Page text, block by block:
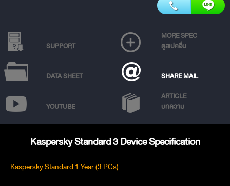
SUPPORT
MORE SPEC
ดูสเปคอื่น
DATA SHEET SHARE MAIL
YOUTUBE
ARTICLE
บทความ
Kaspersky Standard 3 Device Specification
Kaspersky Standard 1 Year (3 PCs)